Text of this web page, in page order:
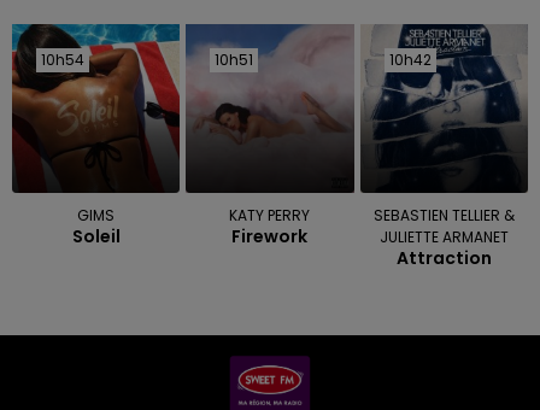
10h54
10h54
GIMS
Soleil
10h51
10h51
KATY PERRY
Firework
10h42
10h42
SEBASTIEN TELLIER &
JULIETTE ARMANET
Attraction